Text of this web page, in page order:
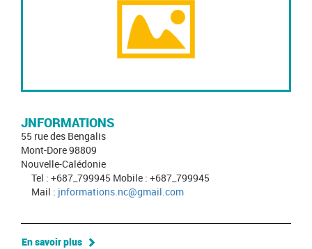
JNFORMATIONS
55 rue des Bengalis
Mont-Dore 98809
Nouvelle-Calédonie
Tel : +687_799945 Mobile : +687_799945
Mail : jnformations.nc@gmail.com
En savoir plus